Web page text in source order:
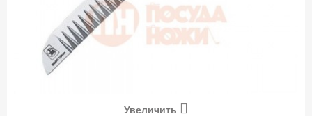
Увеличить